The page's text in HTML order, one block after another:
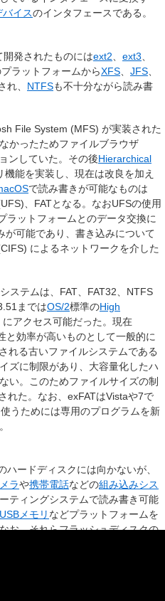
イスのインタフェースである。
開発されたものにはext2 ext3
ラットフォームからXFS JFS
れ、 NTFSも不十分ながら読み書
File System (MFS) が実装された
かったためファイルブラウザ
ンしていた。その後Hierarchical
能を実装し、現在は改良を加え
で読み書きが可能なものは
、FATとなる。なおUFSの使用
ラットフォームとのデータ交換に
が可能であり、書き込みについて
によるネットワークを介した
ステムは、FAT、FAT32、NTFS
まではOS/2標準のHigh
にアクセス可能だった。現在
と効率が高いものとして一般的に
れる古いファイルシステムである
ズに制限があり、大容量化したハ
い。このためファイルサイズの制
れた。なお、exFATはVistaや7で
うためには専用のプログラムを新
ードディスクには向かないが、
ラや携帯電話などの組み込みシス
ティングシステムで読み書き可能
USBメモリ などプラットフォームを
お、それらフラッシュディスクの